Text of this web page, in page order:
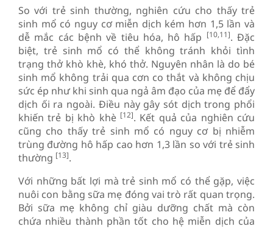
So với trẻ sinh thường, nghiên cứu cho thấy trẻ
sinh mổ có nguy cơ miễn dịch kém hơn 1,5 lần và
dễ mắc các bệnh về tiêu hóa, hô hấp [10,11]. Đặc
biệt, trẻ sinh mổ có thể không tránh khỏi tình
trạng thở khò khè, khó thở. Nguyên nhân là do bé
sinh mổ không trải qua cơn co thắt và không chịu
sức ép như khi sinh qua ngả âm đạo của mẹ để đẩy
dịch ối ra ngoài. Điều này gây sót dịch trong phổi
khiến trẻ bị khò khè [12]. Kết quả của nghiên cứu
cũng cho thấy trẻ sinh mổ có nguy cơ bị nhiễm
trùng đường hô hấp cao hơn 1,3 lần so với trẻ sinh
thường [13].
Với những bất lợi mà trẻ sinh mổ có thể gặp, việc
nuôi con bằng sữa mẹ đóng vai trò rất quan trọng.
Bởi sữa mẹ không chỉ giàu dưỡng chất mà còn
chứa nhiều thành phần tốt cho hệ miễn dịch của